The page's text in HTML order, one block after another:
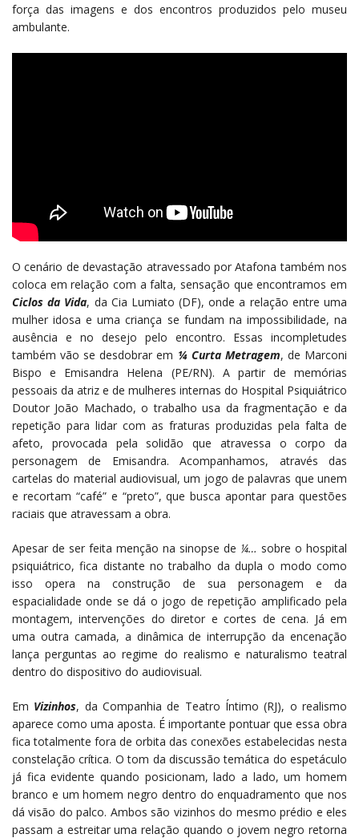
força das imagens e dos encontros produzidos pelo museu
ambulante.
O cenário de devastação atravessado por Atafona também nos
coloca em relação com a falta, sensação que encontramos em
Ciclos da Vida, da Cia Lumiato (DF), onde a relação entre uma
mulher idosa e uma criança se fundam na impossibilidade, na
ausência e no desejo pelo encontro. Essas incompletudes
também vão se desdobrar em ¼ Curta Metragem, de Marconi
Bispo e Emisandra Helena (PE/RN). A partir de memórias
pessoais da atriz e de mulheres internas do Hospital Psiquiátrico
Doutor João Machado, o trabalho usa da fragmentação e da
repetição para lidar com as fraturas produzidas pela falta de
afeto, provocada pela solidão que atravessa o corpo da
personagem de Emisandra. Acompanhamos, através das
cartelas do material audiovisual, um jogo de palavras que unem
e recortam “café” e “preto”, que busca apontar para questões
raciais que atravessam a obra.
Apesar de ser feita menção na sinopse de ¼… sobre o hospital
psiquiátrico, fica distante no trabalho da dupla o modo como
isso opera na construção de sua personagem e da
espacialidade onde se dá o jogo de repetição amplificado pela
montagem, intervenções do diretor e cortes de cena. Já em
uma outra camada, a dinâmica de interrupção da encenação
lança perguntas ao regime do realismo e naturalismo teatral
dentro do dispositivo do audiovisual.
Em Vizinhos, da Companhia de Teatro Íntimo (RJ), o realismo
aparece como uma aposta. É importante pontuar que essa obra
fica totalmente fora de orbita das conexões estabelecidas nesta
constelação crítica. O tom da discussão temática do espetáculo
já fica evidente quando posicionam, lado a lado, um homem
branco e um homem negro dentro do enquadramento que nos
dá visão do palco. Ambos são vizinhos do mesmo prédio e eles
passam a estreitar uma relação quando o jovem negro retorna